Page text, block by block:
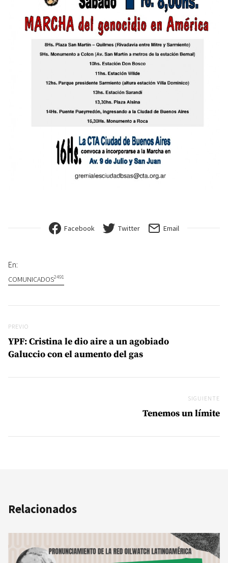
Facebook Twitter Email
En:
COMUNICADOS2491
Previo
PREVIO
YPF: Cristina le dio aire a un agobiado
Galuccio con el aumento del gas
SIGUIENTE
Tenemos un límite
Relacionados